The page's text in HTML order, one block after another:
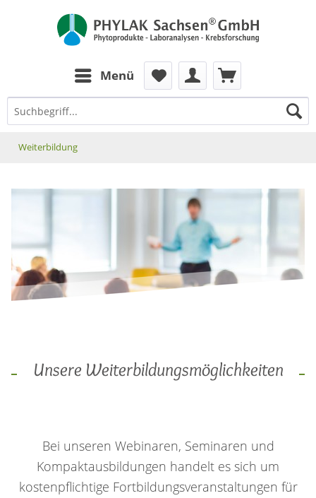
Menü
Weiterbildung
Bei unseren Webinaren, Seminaren und
Kompaktausbildungen handelt es sich um
kostenpflichtige Fortbildungsveranstaltungen für
Unsere Weiterbildungsmöglichkeiten